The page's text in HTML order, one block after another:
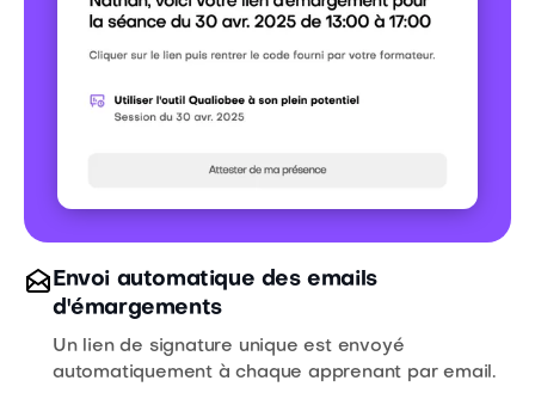
Envoi automatique des emails
d'émargements
Un lien de signature unique est envoyé
automatiquement à chaque apprenant par email.